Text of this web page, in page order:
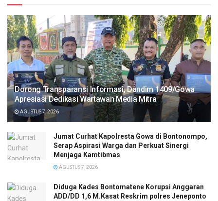
Dorong Transparansi Informasi, Dandim 1409/Gowa
Apresiasi Dedikasi Wartawan Media Mitra
AGUSTUS 7, 2026
Jumat Curhat Kapolresta Gowa di Bontonompo,
Serap Aspirasi Warga dan Perkuat Sinergi
Menjaga Kamtibmas
AGUSTUS 7, 2026
Diduga Kades Bontomatene Korupsi Anggaran
ADD/DD 1,6 M.Kasat Reskrim polres Jeneponto